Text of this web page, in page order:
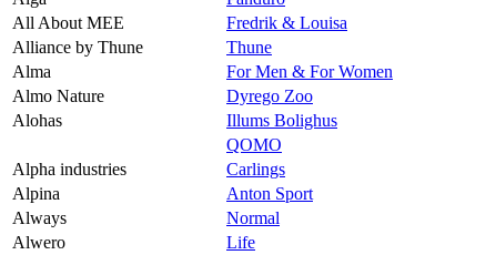
All About MEE
Fredrik & Louisa
Alliance by Thune
Thune
Alma
For Men & For Women
Almo Nature
Dyrego Zoo
Alohas
Illums Bolighus
QOMO
Alpha industries
Carlings
Alpina
Anton Sport
Always
Normal
Alwero
Life